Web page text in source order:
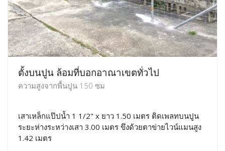
ตั้งบนปูน ล้อมที่บอกอาณาเขตทั่วไป
ความสูงจากพื้นปูน 150 ซม
เสาเหล็กแป๊ปน้ำ 1 1/2" x ยาว 1.50 เมตร ติดเพลทบนปูน
ระยะห่างระหว่างเสา 3.00 เมตร ขึงด้วยตาข่ายไวน์แมนสูง
1.42 เมตร